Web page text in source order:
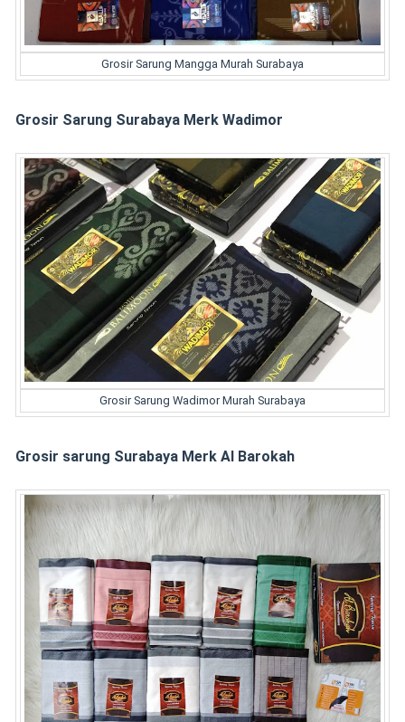
Grosir Sarung Mangga Murah Surabaya
Grosir Sarung Surabaya Merk Wadimor
Grosir Sarung Wadimor Murah Surabaya
Grosir sarung Surabaya Merk Al Barokah